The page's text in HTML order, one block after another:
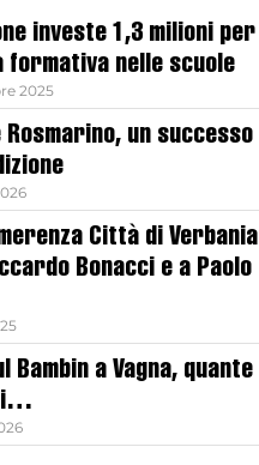
investe 1,3 milioni per
formativa nelle scuole
2025
Rosmarino, un successo
Città di Verbania
Bonacci e a Paolo
Bambin a Vagna, quante